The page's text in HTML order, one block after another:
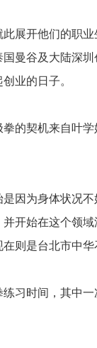
展开他们的职
曼谷及大陆深
业的日子。
的契机来自叶
因为身体状况
开始在这个领
则是台北市中
习时间，其中